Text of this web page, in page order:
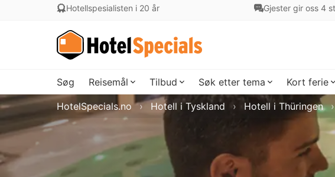
Hotellspesialisten i 20 år Gjester gir oss 4
Søg Reisemål Tilbud Søk etter tema Kort ferie
HotelSpecials.no Hotell i Tyskland Hotell i Thüringen